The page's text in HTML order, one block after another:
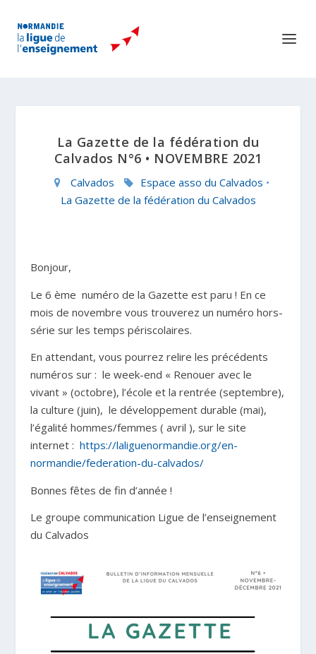
La Gazette de la fédération du
Calvados N°6 • NOVEMBRE 2021
Calvados Espace asso du Calvados •
La Gazette de la fédération du Calvados
Bonjour,
Le 6 ème numéro de la Gazette est paru ! En ce
mois de novembre vous trouverez un numéro hors-
série sur les temps périscolaires.
En attendant, vous pourrez relire les précédents
numéros sur : le week-end « Renouer avec le
vivant » (octobre), l’école et la rentrée (septembre),
la culture (juin), le développement durable (mai),
l’égalité hommes/femmes ( avril ), sur le site
internet : https://laliguenormandie.org/en-
normandie/federation-du-calvados/
Bonnes fêtes de fin d’année !
Le groupe communication Ligue de l’enseignement
du Calvados